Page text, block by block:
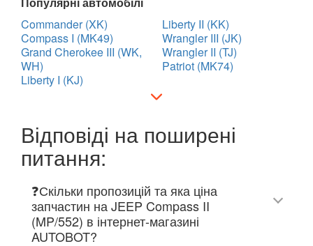
Commander (XK)
Compass I (MK49)
Grand Cherokee III (WK,
WH)
Liberty I (KJ)
Liberty II (KK)
Wrangler III (JK)
Wrangler II (TJ)
Patriot (MK74)
Відповіді на поширені
питання:
❓Скільки пропозицій та яка ціна
запчастин на JEEP Compass II
(MP/552) в інтернет-магазині
AUTOBOT?